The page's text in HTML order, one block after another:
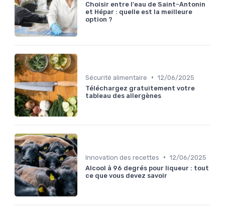
Choisir entre l'eau de Saint-Antonin
et Hépar : quelle est la meilleure
option ?
Sécurité alimentaire • 12/06/2025
Téléchargez gratuitement votre
tableau des allergènes
Innovation des recettes • 12/06/2025
Alcool à 96 degrés pour liqueur : tout
ce que vous devez savoir